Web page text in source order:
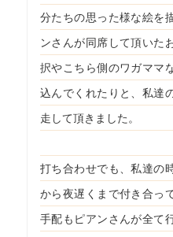
分たちの思った様な絵を
ンさんが同席して頂いた
択やこちら側のワガママ
込んでくれたりと、私達
走して頂きました。
打ち合わせでも、私達の
から夜遅くまで付き合っ
手配もピアンさんが全て